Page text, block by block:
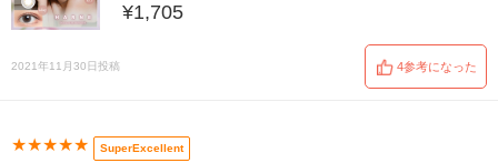
¥1,705
2021年11月30日投稿 4参考になった
★★★★★ SuperExcellent